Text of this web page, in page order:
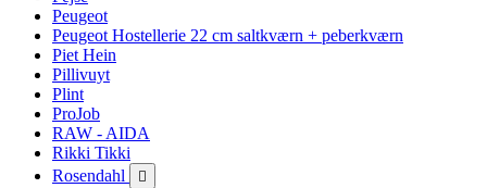
Peugeot
Peugeot Hostellerie 22 cm saltkværn + peberkværn
Piet Hein
Pillivuyt
Plint
ProJob
RAW - AIDA
Rikki Tikki
Rosendahl
